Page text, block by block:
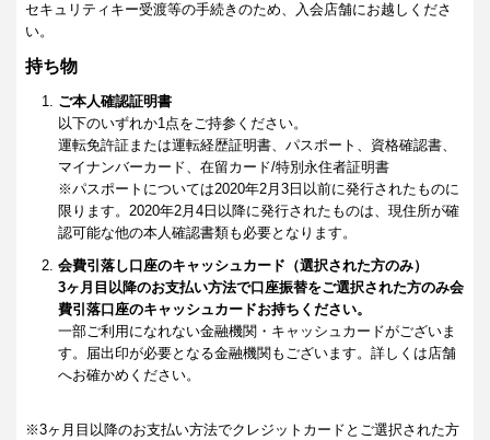
セキュリティキー受渡等の手続きのため、入会店舗にお越しくださ
い。
持ち物
ご本人確認証明書
以下のいずれか1点をご持参ください。
運転免許証または運転経歴証明書、パスポート、資格確認書、
マイナンバーカード、在留カード/特別永住者証明書
※パスポートについては2020年2月3日以前に発行されたものに
限ります。2020年2月4日以降に発行されたものは、現住所が確
認可能な他の本人確認書類も必要となります。
会費引落し口座のキャッシュカード（選択された方のみ）
3ヶ月目以降のお支払い方法で口座振替をご選択された方のみ会
費引落口座のキャッシュカードお持ちください。
一部ご利用になれない金融機関・キャッシュカードがございま
す。届出印が必要となる金融機関もございます。詳しくは店舗
へお確かめください。
※3ヶ月目以降のお支払い方法でクレジットカードとご選択された方